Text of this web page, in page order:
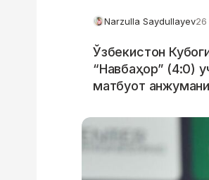
Narzulla Saydullayev26
Ўзбекистон
“Навбаҳор” (4:0)
матбуот